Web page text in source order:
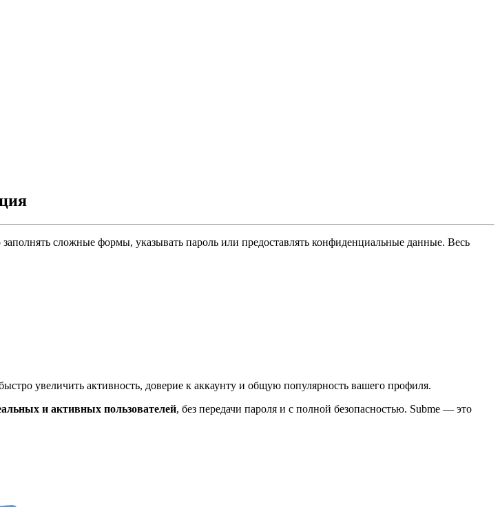
сложные формы, указывать пароль или предоставлять конфиденциальные данные. Весь
увеличить активность, доверие к аккаунту и общую популярность вашего профиля.
и активных пользователей, без передачи пароля и с полной безопасностью. Subme — это